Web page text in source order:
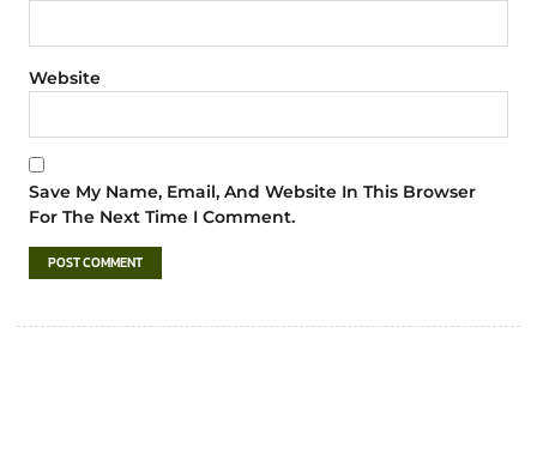
Website
Save My Name, Email, And Website In This Browser
For The Next Time I Comment.